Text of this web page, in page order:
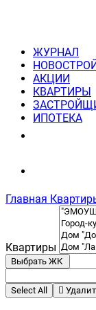
ЖУРНАЛ
АКЦИИ
КВАРТИРЫ
ИПОТЕКА
Главная
Квартиры
Выбрать ЖК
Select All